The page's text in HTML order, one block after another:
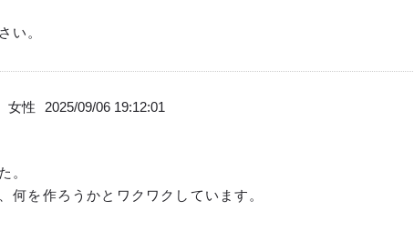
い。
女性 2025/09/06 19:12:01
。
何を作ろうかとワクワクしています。